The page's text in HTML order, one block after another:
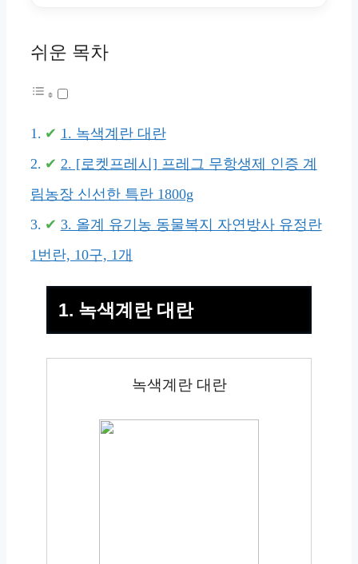
쉬운 목차
1. 녹색계란 대란
2. [로켓프레시] 프레그 무항생제 인증 계
림농장 신선한 특란 1800g
3. 올계 유기농 동물복지 자연방사 유정란
1번란, 10구, 1개
1. 녹색계란 대란
녹색계란 대란